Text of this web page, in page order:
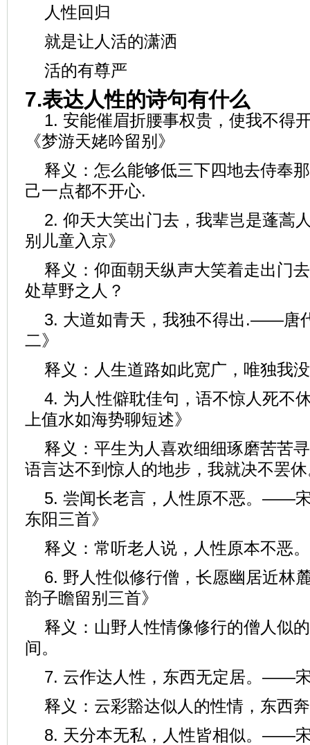
人性回归
就是让人活的潇洒
活的有尊严
7.表达人性的诗句有什么
1. 安能催眉折腰事权贵，使我不
《梦游天姥吟留别》
释义：怎么能够低三下四地去侍奉
己一点都不开心.
2. 仰天大笑出门去，我辈岂是蓬
别儿童入京》
释义：仰面朝天纵声大笑着走出门
处草野之人？
3. 大道如青天，我独不得出.——唐
二》
释义：人生道路如此宽广，唯独我
4. 为人性僻耽佳句，语不惊人死
上值水如海势聊短述》
释义：平生为人喜欢细细琢磨苦苦
语言达不到惊人的地步，我就决不罢
5. 尝闻长老言，人性原不恶。——
东阳三首》
释义：常听老人说，人性原本不恶。
6. 野人性似修行僧，长愿幽居近
韵子瞻留别三首》
释义：山野人性情像修行的僧人似
间。
7. 云作达人性，东西无定居。——
释义：云彩豁达似人的性情，东西
8. 天分本无私，人性皆相似。——